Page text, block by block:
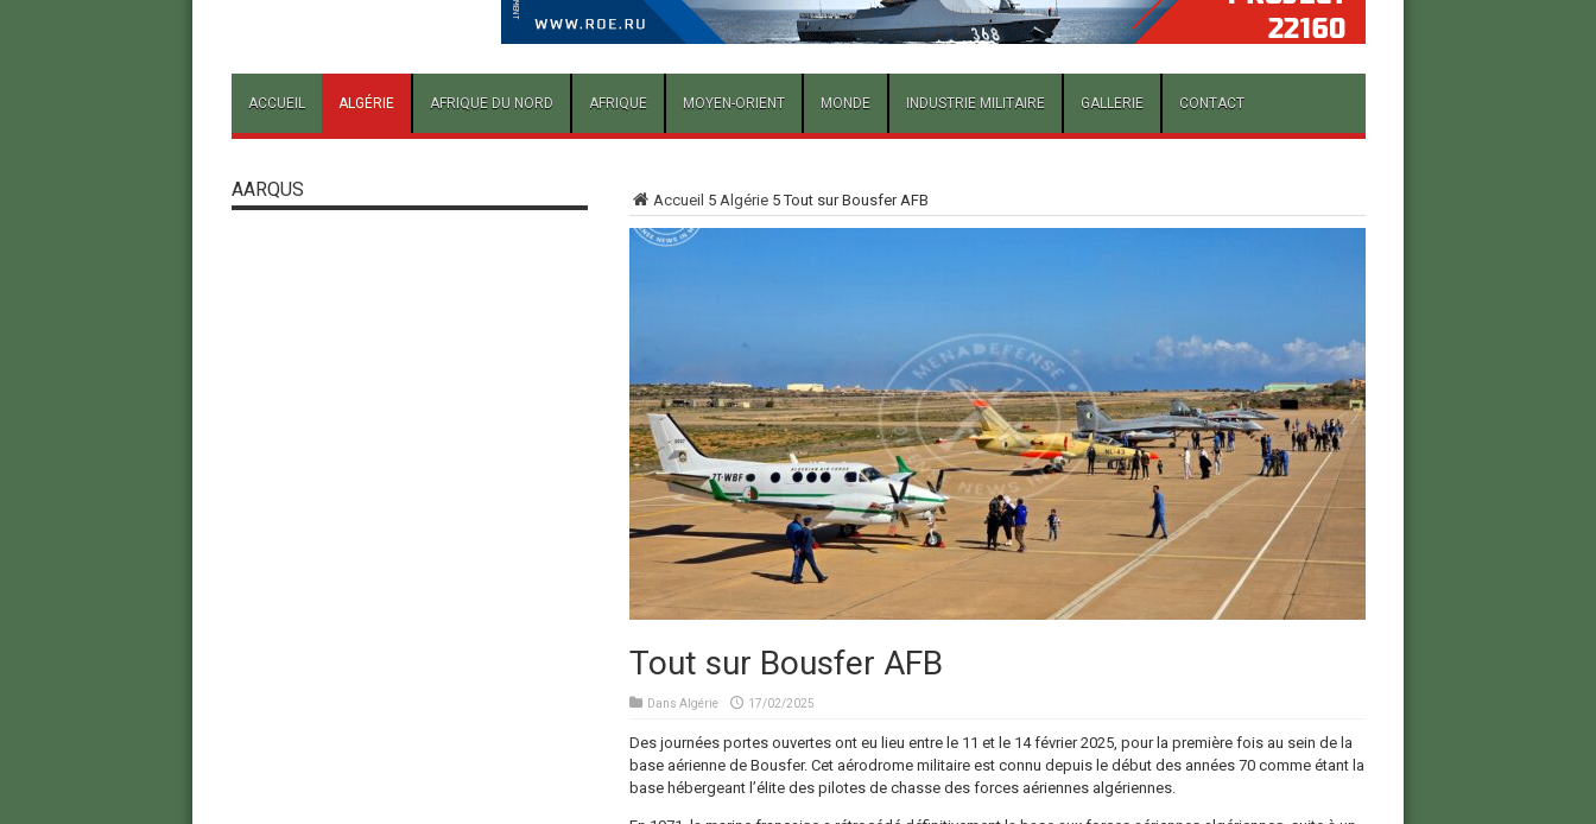
ACCUEIL ALGÉRIE AFRIQUE DU NORD AFRIQUE MOYEN-ORIENT MONDE INDUSTRIE MILITAIRE GALLERIE CONTACT
Accueil 5 Algérie5Tout sur Bousfer AFB
Tout sur Bousfer AFB
Dans Algérie 17/02/2025
Des journées portes ouvertes ont eu lieu entre le 11 et le 14 février 2025, pour la première fois au sein de la
base aérienne de Bousfer. Cet aérodrome militaire est connu depuis le début des années 70 comme étant la
base hébergeant l’élite des pilotes de chasse des forces aériennes algériennes.
AARQUS